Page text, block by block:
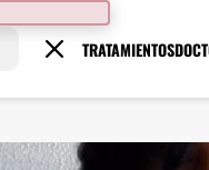
TRATAMIENTOS